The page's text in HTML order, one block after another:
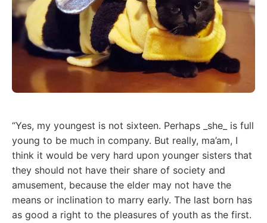
“Yes, my youngest is not sixteen. Perhaps _she_ is full
young to be much in company. But really, ma’am, I
think it would be very hard upon younger sisters that
they should not have their share of society and
amusement, because the elder may not have the
means or inclination to marry early. The last born has
as good a right to the pleasures of youth as the first.